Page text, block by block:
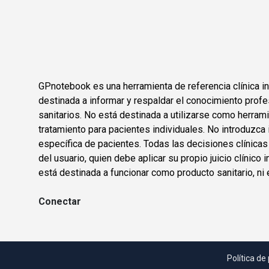
GPnotebook es una herramienta de referencia clínica
destinada a informar y respaldar el conocimiento
sanitarios. No está destinada a utilizarse como
tratamiento para pacientes individuales. No
específica de pacientes. Todas las decisiones
del usuario, quien debe aplicar su propio juicio clínico
está destinada a funcionar como producto sanitario,
Conectar
Política de